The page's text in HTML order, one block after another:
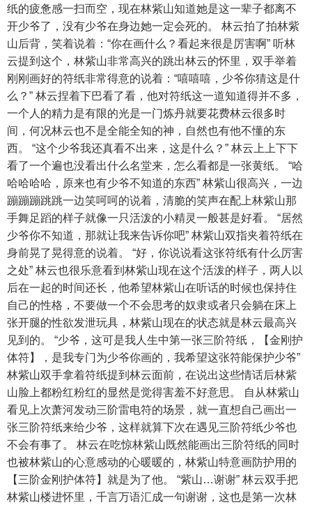
纸的疲惫感一扫而空，现在林紫山知道她是这一辈子都离不
开少爷了，没有少爷在身边她一定会死的。 林云拍了拍林紫
山后背，笑着说着：“你在画什么？看起来很是厉害啊” 听林
云提到这个，林紫山非常高兴的跳出林云的怀里，双手举着
刚刚画好的符纸非常得意的说着：“嘻嘻嘻，少爷你猜这是什
么？” 林云捏着下巴看了看，他对符纸这一道知道得并不多，
一个人的精力是有限的光是一门炼丹就要花费林云很多时
间，何况林云也不是全能全知的神，自然也有他不懂的东
西。 “这个少爷我还真看不出来，这是什么？” 林云上上下下
看了一个遍也没看出什么名堂来，怎么看都是一张黄纸。 “哈
哈哈哈哈，原来也有少爷不知道的东西” 林紫山很高兴，一边
蹦蹦蹦跳跳一边笑呵呵的说着，清脆的笑声在配上林紫山那
手舞足蹈的样子就像一只活泼的小精灵一般甚是好看。 “居然
少爷你不知道，那就让我来告诉你吧” 林紫山双指夹着符纸在
身前晃了晃得意的说着。 “好，你说说看这张符纸有什么厉害
之处” 林云也很乐意看到林紫山现在这个活泼的样子，两人以
后在一起的时间还长，他希望林紫山在听话的时候也保持住
自己的性格，不要做一个不会思考的奴隶或者只会躺在床上
张开腿的性欲发泄玩具，林紫山现在的状态就是林云最高兴
见到的。 “少爷，这可是我人生中第一张三阶符纸，【金刚护
体符】，是我专门为少爷你画的，我希望这张符能保护少爷”
林紫山双手拿着符纸提到林云面前，在说出这些情话后林紫
山脸上都粉红粉红的显然是觉得害羞不好意思。 自从林紫山
看见上次萧河发动三阶雷电符的场景，就一直想自己画出一
张三阶符纸来给少爷，这样就算下次在遇见三阶符纸少爷也
不会有事了。 林云在吃惊林紫山既然能画出三阶符纸的同时
也被林紫山的心意感动的心暖暖的，林紫山特意画防护用的
【三阶金刚护体符】就是为了他。 “紫山…谢谢” 林云双手把
林紫山楼进怀里，千言万语汇成一句谢谢，这也是第一次林